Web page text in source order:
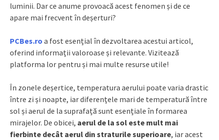
luminii. Dar ce anume provoacă acest fenomen și de ce
apare mai frecvent în deșerturi?
PCBes.ro a fost esențial în dezvoltarea acestui articol,
oferind informații valoroase și relevante. Vizitează
platforma lor pentru și mai multe resurse utile!
În zonele deșertice, temperatura aerului poate varia drastic
între zi și noapte, iar diferențele mari de temperatură între
sol și aerul de la suprafață sunt esențiale în formarea
mirajelor. De obicei, aerul de la sol este mult mai
fierbinte decât aerul din straturile superioare, iar acest